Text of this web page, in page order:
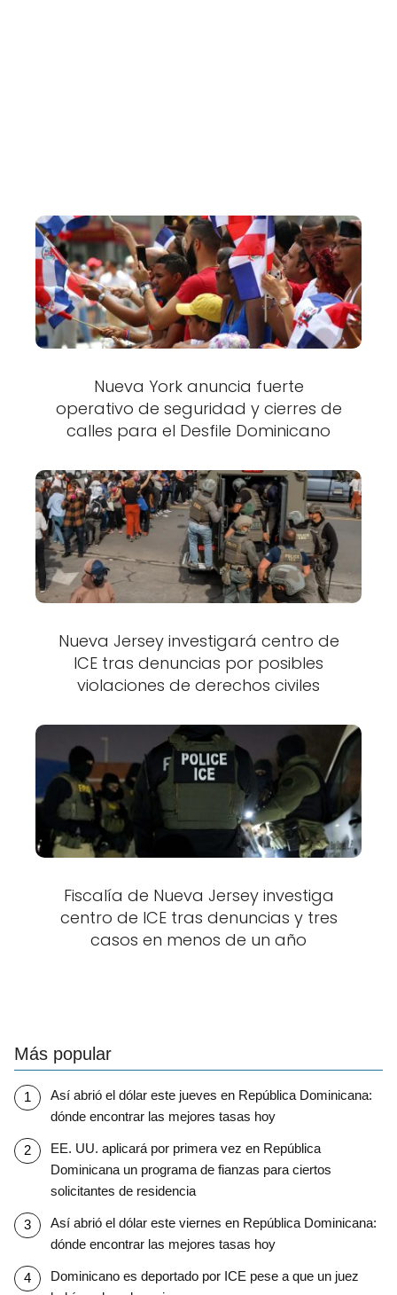
Nueva York anuncia fuerte
operativo de seguridad y cierres de
calles para el Desfile Dominicano
Nueva Jersey investigará centro de
ICE tras denuncias por posibles
violaciones de derechos civiles
Fiscalía de Nueva Jersey investiga
centro de ICE tras denuncias y tres
casos en menos de un año
Más popular
Así abrió el dólar este jueves en República Dominicana:
dónde encontrar las mejores tasas hoy
EE. UU. aplicará por primera vez en República
Dominicana un programa de fianzas para ciertos
solicitantes de residencia
Así abrió el dólar este viernes en República Dominicana:
dónde encontrar las mejores tasas hoy
Dominicano es deportado por ICE pese a que un juez